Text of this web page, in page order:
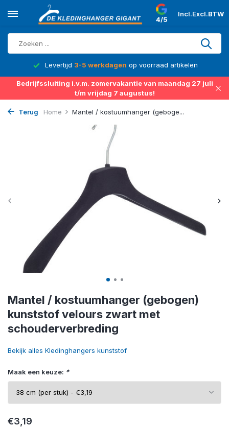
4/5
Incl.Excl.BTW
Levertijd 3-5 werkdagen op voorraad artikelen
Bedrijfssluiting i.v.m. zomervakantie van maandag 27 juli
t/m vrijdag 7 augustus!
Terug Home Mantel / kostuumhanger (geboge...
Mantel / kostuumhanger (gebogen)
kunststof velours zwart met
schouderverbreding
Bekijk alles Kledinghangers kunststof
Maak een keuze: *
€3,19